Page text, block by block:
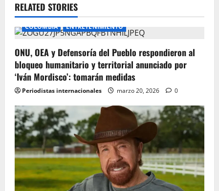
v
i
g
a
t
i
o
n
RELATED STORIES
COLOMBIA ENTRETENIMIENTO
ONU, OEA y Defensoría del Pueblo respondieron al
bloqueo humanitario y territorial anunciado por
‘Iván Mordisco’: tomarán medidas
Periodistas internacionales marzo 20, 2026 0